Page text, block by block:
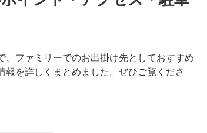
ファミリーでのお出掛け先としておすすめ
を詳しくまとめました。ぜひご覧くださ